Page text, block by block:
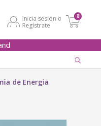
Inicia sesión o
Regístrate
0
de Energia